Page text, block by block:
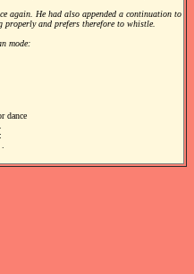
again. He had also appended a continuation to
properly and prefers therefore to whistle.
mode:
dance